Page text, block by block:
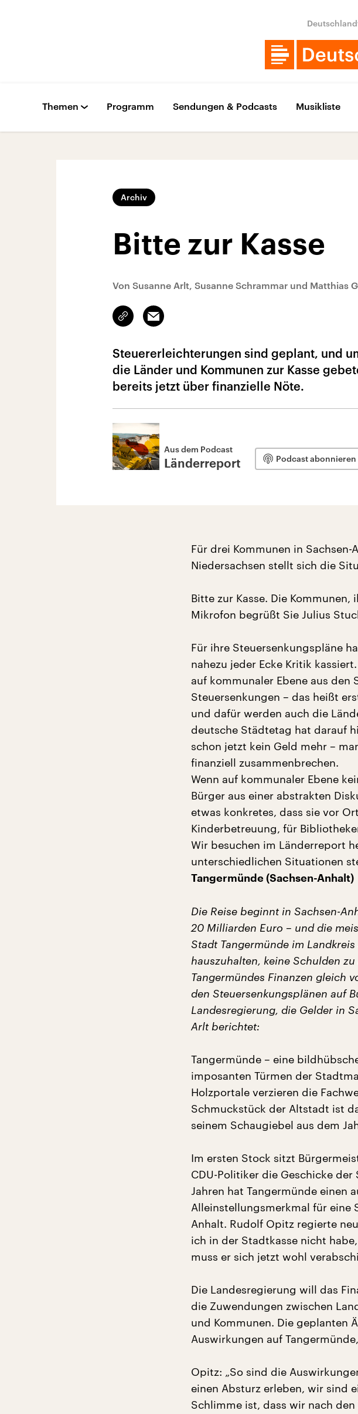
Themen Programm Sendungen & Podcasts Musikliste
Archiv
Bitte zur Kasse
Von Susanne Arlt, Susanne Schrammar und Matthias
Link
kopieren/teilen
Email
Steuererleichterungen sind geplant, und
die Länder und Kommunen zur Kasse
bereits jetzt über finanzielle Nöte.
Aus dem Podcast
Länderreport Podcast abonnieren
Für drei Kommunen in
Niedersachsen stellt sich die
Bitte zur Kasse. Die
Mikrofon begrüßt Sie Julius
Für ihre Steuersenkungspläne
nahezu jeder Ecke Kritik
auf kommunaler Ebene aus den
Steuersenkungen – das heißt
und dafür werden auch die
deutsche Städtetag hat darauf
schon jetzt kein Geld mehr –
finanziell zusammenbrechen.
Wenn auf kommunaler Ebene
Bürger aus einer abstrakten
etwas konkretes, dass sie vor
Kinderbetreuung, für
Wir besuchen im Länderreport
unterschiedlichen Situationen
Tangermünde (Sachsen-Anhalt)
Die Reise beginnt in Sachsen-
20 Milliarden Euro – und die
Stadt Tangermünde im
hauszuhalten, keine Schulden
Tangermündes Finanzen gleich
den Steuersenkungsplänen auf
Landesregierung, die Gelder in
Arlt berichtet:
Tangermünde – eine
imposanten Türmen der
Holzportale verzieren die
Schmuckstück der Altstadt ist
seinem Schaugiebel aus dem
Im ersten Stock sitzt
CDU-Politiker die Geschicke
Jahren hat Tangermünde einen
Alleinstellungsmerkmal für eine
Anhalt. Rudolf Opitz regierte
ich in der Stadtkasse nicht
muss er sich jetzt wohl
Die Landesregierung will das
die Zuwendungen zwischen
und Kommunen. Die geplanten
Auswirkungen auf
Opitz: „So sind die
einen Absturz erleben, wir sind
Schlimme ist, dass wir nach